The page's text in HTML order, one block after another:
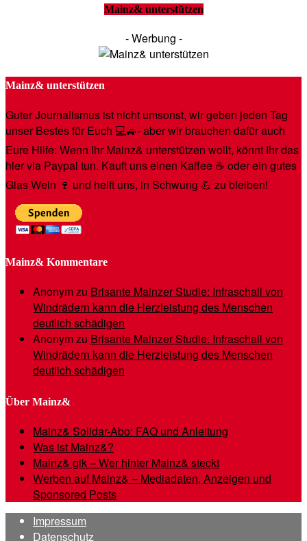
Mainz& unterstützen
- Werbung -
Mainz& unterstützen
Guter Journalismus ist nicht umsonst, wir geben jeden Tag
unser Bestes für Euch 💻🚙- aber wir brauchen dafür auch
Eure Hilfe: Wenn Ihr Mainz& unterstützen wollt, könnt Ihr das
hier via Paypal tun. Kauft uns einen Kaffee ☕️ oder ein gutes
Glas Wein 🍷 und helft uns, in Schwung 💪 zu bleiben!
Mainz& Kommentare
Anonymzu Brisante Mainzer Studie: Infraschall von
Windrädern kann die Herzleistung des Menschen
deutlich schädigen
Anonymzu Brisante Mainzer Studie: Infraschall von
Windrädern kann die Herzleistung des Menschen
deutlich schädigen
Über Mainz&
Mainz& Solidar-Abo: FAQ und Anleitung
Was ist Mainz&?
Mainz& gik – Wer hinter Mainz& steckt
Werben auf Mainz& – Mediadaten, Anzeigen und
Sponsored Posts
Impressum
Datenschutz